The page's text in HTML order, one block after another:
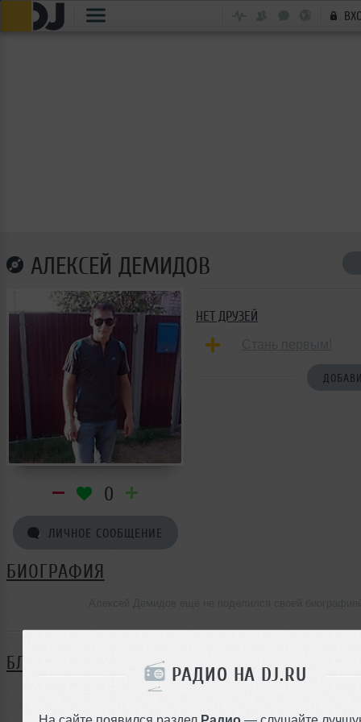
РАДИО НА DJ.RU
На сайте появился раздел Радио — слушайте
АЛЕКСЕЙ ДЕМИДОВ
0
ЛИЧНОЕ СООБЩЕНИЕ
НЕТ ДРУЗЕЙ
БИОГРАФИЯ
БЛОГ